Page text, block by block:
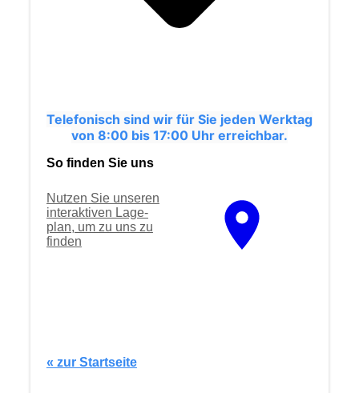
Telefonisch sind wir für Sie jeden Werktag
von 8:00 bis 17:00 Uhr erreichbar.
So finden Sie uns
Nutzen Sie unseren
interaktiven La­ge­
plan, um zu uns zu
finden
« zur Startseite